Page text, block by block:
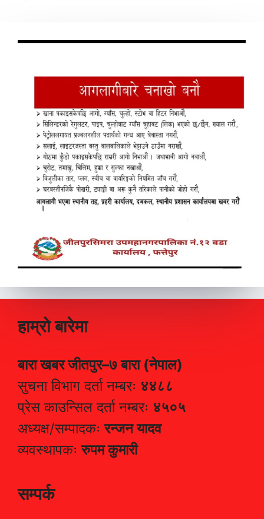
हाम्रो बारेमा
बारा खबर जीतपुर–७ बारा (नेपाल)
सुचना विभाग दर्ता नम्बरः ४४८८
प्रेस काउन्सिल दर्ता नम्बरः ४५०५
अध्यक्ष/सम्पादकःरन्जन यादव
व्यवस्थापकःरुपम कुमारी
सम्पर्क